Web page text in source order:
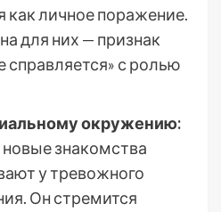
как личное поражение.
для них — признак
справляется» с ролью
окружению:
знакомства
у тревожного
Он стремится